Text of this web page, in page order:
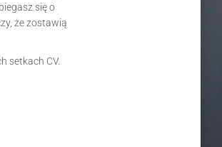
się o
że zostawią
setkach CV.